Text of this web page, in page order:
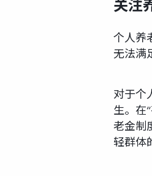
关注
个人养
无法满
对于个
生。在
老金制
轻群体